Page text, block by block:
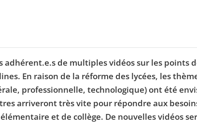
adhérent.e.s de multiples vidéos sur les points
En raison de la réforme des lycées, les
professionnelle, technologique) ont été
arriveront très vite pour répondre aux
et de collège. De nouvelles vidéos